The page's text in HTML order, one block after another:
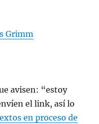
Grimm
avisen: “estoy
el link, así lo
en proceso de